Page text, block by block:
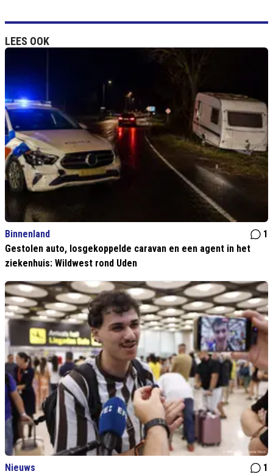
LEES OOK
Binnenland
1
Gestolen auto, losgekoppelde caravan en een agent in het
ziekenhuis: Wildwest rond Uden
Nieuws
1